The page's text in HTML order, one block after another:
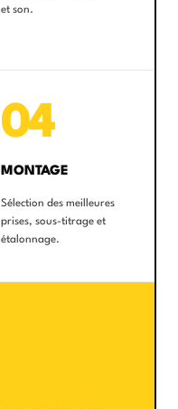
et son.
04
MONTAGE
Sélection des meilleures
prises, sous-titrage et
étalonnage.